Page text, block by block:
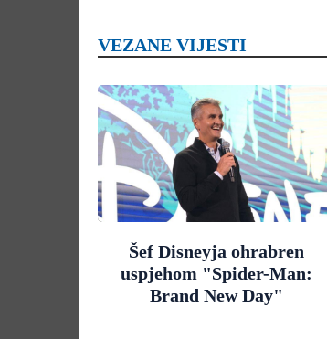
VEZANE VIJESTI
Šef Disneyja ohrabren
uspjehom "Spider-Man:
Brand New Day"